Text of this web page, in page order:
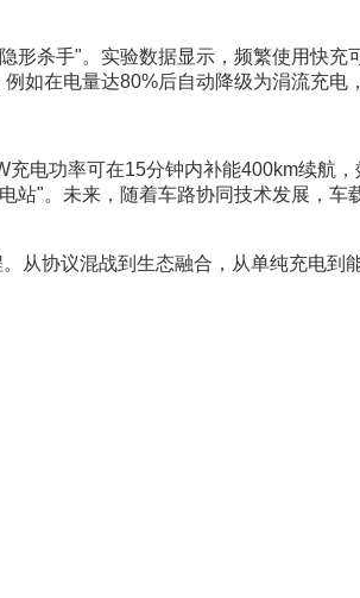
杀手"。实验数据显示，频繁使用快
如在电量达80%后自动降级为涓流充电
电功率可在15分钟内补能400km续航
"。未来，随着车路协同技术发展，
从协议混战到生态融合，从单纯充电